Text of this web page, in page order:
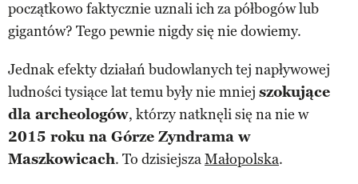
początkowo faktycznie uznali ich za półbogów lub
gigantów? Tego pewnie nigdy się nie dowiemy.
Jednak efekty działań budowlanych tej napływowej
ludności tysiące lat temu były nie mniej szokujące
dla archeologów, którzy natknęli się na nie w
2015 roku na Górze Zyndrama w
Maszkowicach. To dzisiejszaMałopolska.